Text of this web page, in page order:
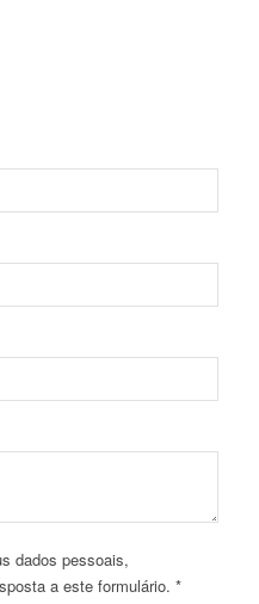
dados pessoais,
a este formulário. *